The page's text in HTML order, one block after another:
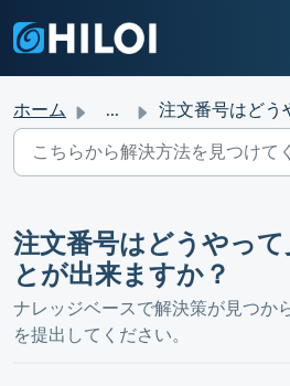
ホーム ... 注文番号はどうやって見つけられることが出来ま
注文番号はどうやっ
とが出来ますか？
ナレッジベースで解決策が見つか
を提出してください。